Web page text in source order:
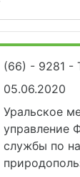
(66) - 9281 -
05.06.2020
Уральское
управление
службы по